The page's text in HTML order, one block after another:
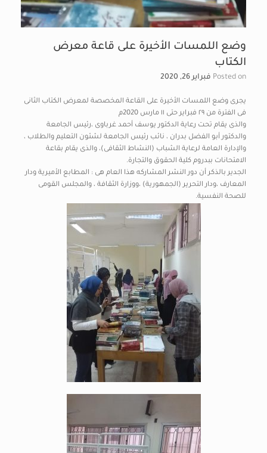
وضع اللمسات الأخيرة على قاعة معرض
الكتاب
Posted on فبراير 26, 2020
يجرى وضع اللمسات الأخيرة على القاعة المخصصة لمعرض الكتاب الثانى
فى الفترة من ٢٩ فبراير حتى ١١ مارس 2020م
والذى يقام تحت رعاية الدكتور يوسف أحمد غرباوى ،رئيس الجامعة
والدكتور أبو الفضل بدران ، نائب رئيس الجامعة لشئون التعليم والطلاب ،
والإدارة العامة لرعاية الشباب (النشاط الثقافى)، والذى يقام بقاعة
الامتحانات ببدروم كلية الحقوق والتجارة.
الجدير بالذكر أن دور النشر المشاركه هذا العام هى : المطابع الأميرية ودار
المعارف ،ودار التحرير (الجمهورية) ،ووزارة الثقافة ، والمجلس القومى
للصحة النفسية.